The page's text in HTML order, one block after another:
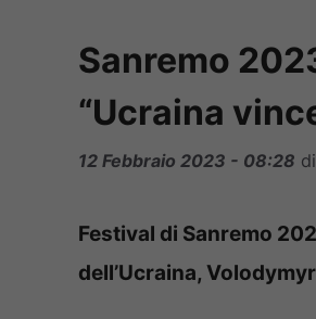
Sanremo
“Ucraina
12 Febbraio 2023 - 08:28 di
Festival di Sanremo
dell’Ucraina,